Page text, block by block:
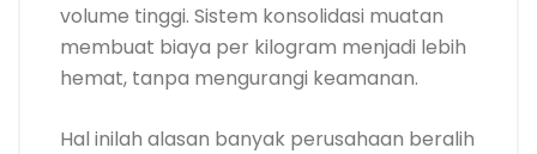
volume tinggi. Sistem konsolidasi muatan
membuat biaya per kilogram menjadi lebih
hemat, tanpa mengurangi keamanan.
Hal inilah alasan banyak perusahaan beralih